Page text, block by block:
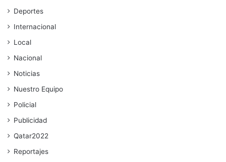
Deportes
Internacional
Local
Nacional
Noticias
Nuestro Equipo
Policial
Publicidad
Qatar2022
Reportajes